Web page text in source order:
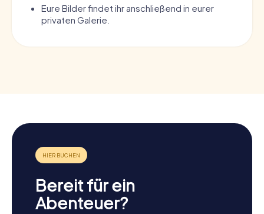
Eure Bilder findet ihr anschließend in eurer
privaten Galerie.
Bereit für ein
Abenteuer?